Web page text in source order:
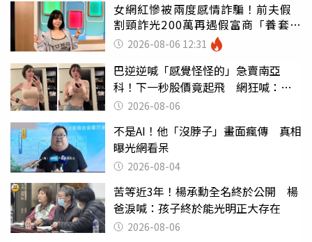
女網紅慘被兩度感情詐騙！前夫假
割頸詐光200萬再遇假富商「養套殺
2000萬」
2026-08-06 12:31
巴逆逆喊「感覺怪怪的」急賣南亞
科！下一秒股價竟起飛 網狂喊：大V
天龍2026-08-06
不是AI！他「沒脖子」畫面瘋傳 真相
曝光網看呆
2026-08-04
苦等近3年！楊承勳全名終於公開 楊
爸淚喊：孩子終於能光明正大存在
2026-08-06